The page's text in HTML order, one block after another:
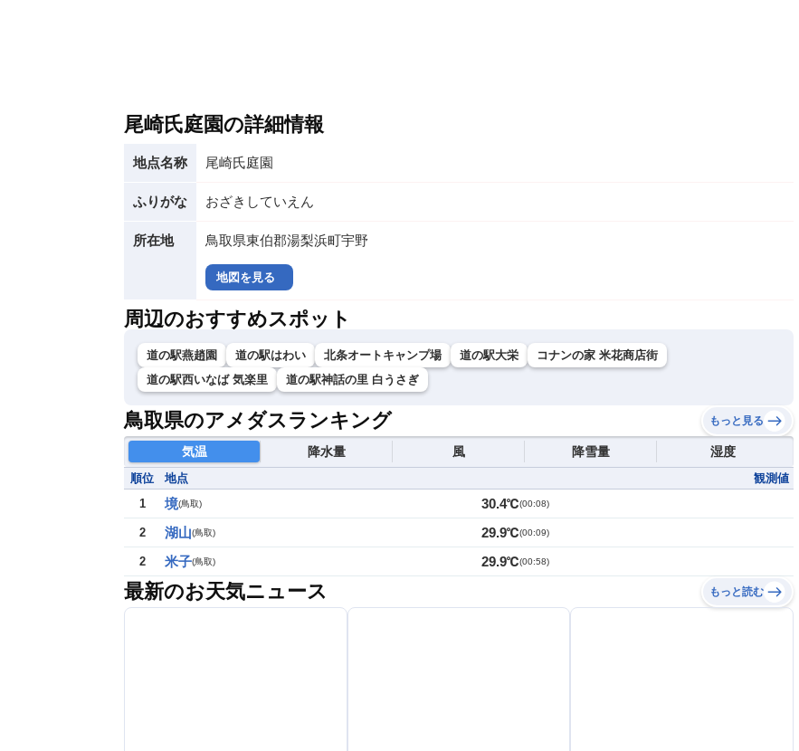
尾崎氏庭園の詳細情報
地点名称 尾崎氏庭園
ふりがな おざきしていえん
所在地 鳥取県東伯郡湯梨浜町宇野
地図を見る
周辺のおすすめスポット
道の駅燕趙園 道の駅はわい 北条オートキャンプ場 道の駅大栄
コナンの家 米花商店街
道の駅西いなば 気楽里
道の駅神話の里 白うさぎ
鳥取県のアメダスランキング もっと見る
気温 降水量 風 降雪量 湿度
順位 地点
観測値
1
境(鳥取) 30.4℃(00:08)
2 湖山(鳥取) 29.9℃(00:09)
2 米子(鳥取) 29.9℃(00:58)
最新のお天気ニュース もっと読む